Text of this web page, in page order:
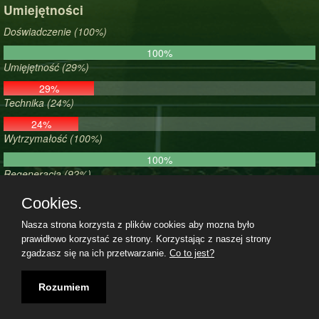
Umiejętności
Doświadczenie (100%)
100%
Umięjętność (29%)
29%
Technika (24%)
24%
Wytrzymałość (100%)
100%
Regeneracja (92%)
Morale (100%)
100%
Regulamin Polityka prywatności
Cookies.
Nasza strona korzysta z plików cookies aby mozna było
prawidłowo korzystać ze strony. Korzystając z naszej strony
zgadzasz się na ich przetwarzanie. Co to jest?
Rozumiem